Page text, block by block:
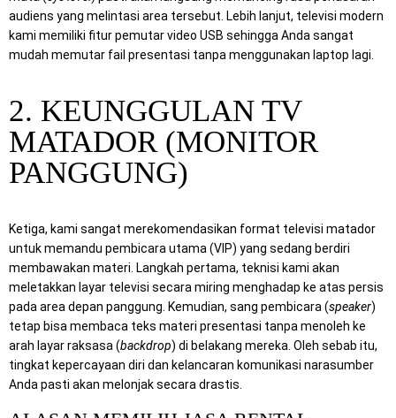
audiens yang melintasi area tersebut. Lebih lanjut, televisi modern
kami memiliki fitur pemutar video USB sehingga Anda sangat
mudah memutar fail presentasi tanpa menggunakan laptop lagi.
2. KEUNGGULAN TV
MATADOR (MONITOR
PANGGUNG)
Ketiga, kami sangat merekomendasikan format televisi matador
untuk memandu pembicara utama (VIP) yang sedang berdiri
membawakan materi. Langkah pertama, teknisi kami akan
meletakkan layar televisi secara miring menghadap ke atas persis
pada area depan panggung. Kemudian, sang pembicara (speaker)
tetap bisa membaca teks materi presentasi tanpa menoleh ke
arah layar raksasa (backdrop) di belakang mereka. Oleh sebab itu,
tingkat kepercayaan diri dan kelancaran komunikasi narasumber
Anda pasti akan melonjak secara drastis.